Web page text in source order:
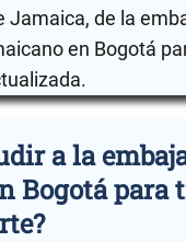
Jamaica, de la
en Bogotá
a la
Bogotá para